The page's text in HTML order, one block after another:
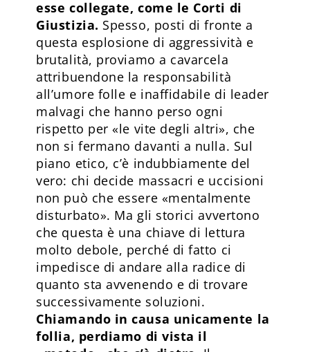
esse collegate, come le Corti di
Giustizia. Spesso, posti di fronte a
questa esplosione di aggressività e
brutalità, proviamo a cavarcela
attribuendone la responsabilità
all’umore folle e inaffidabile di leader
malvagi che hanno perso ogni
rispetto per «le vite degli altri», che
non si fermano davanti a nulla. Sul
piano etico, c’è indubbiamente del
vero: chi decide massacri e uccisioni
non può che essere «mentalmente
disturbato». Ma gli storici avvertono
che questa è una chiave di lettura
molto debole, perché di fatto ci
impedisce di andare alla radice di
quanto sta avvenendo e di trovare
successivamente soluzioni.
Chiamando in causa unicamente la
follia, perdiamo di vista il